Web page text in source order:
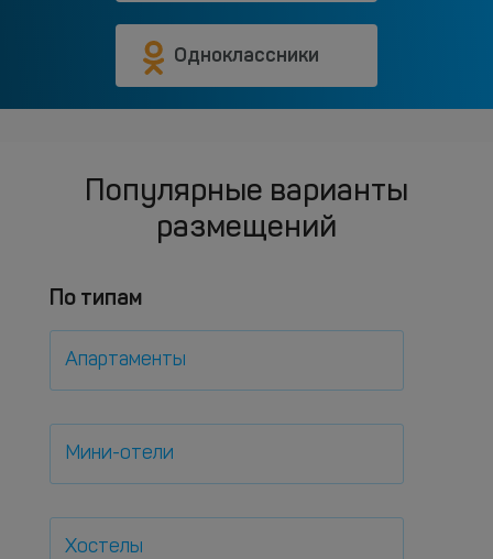
Одноклассники
Популярные варианты
размещений
По типам
Апартаменты
Мини-отели
Хостелы